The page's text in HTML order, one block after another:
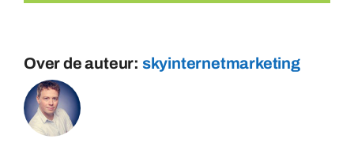
Over de auteur: skyinternetmarketing